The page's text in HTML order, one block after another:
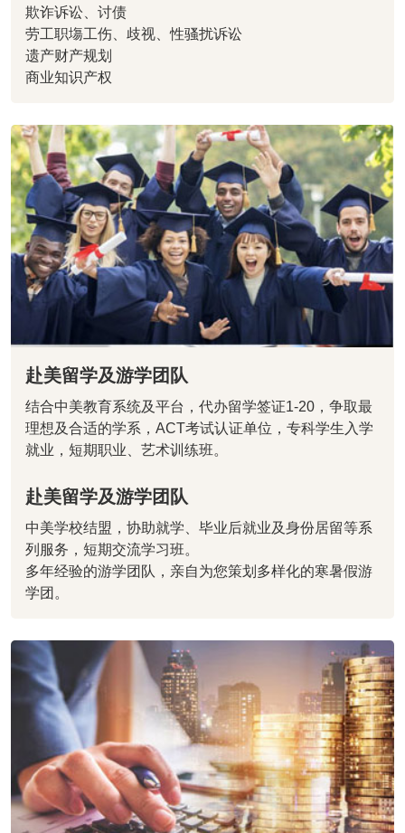
欺诈诉讼、讨债
劳工职塲工伤、歧视、性骚扰诉讼
遗产财产规划
商业知识产权
赴美留学及游学团队
结合中美教育系统及平台，代办留学签证1-20，争取最
理想及合适的学系，ACT考试认证单位，专科学生入学
就业，短期职业、艺术训练班。
赴美留学及游学团队
中美学校结盟，协助就学、毕业后就业及身份居留等系
列服务，短期交流学习班。
多年经验的游学团队，亲自为您策划多样化的寒暑假游
学团。